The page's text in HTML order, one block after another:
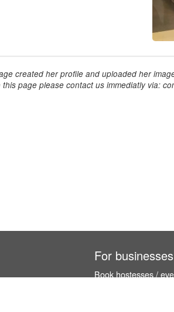
created her profile and uploaded her
page please contact us immediatly via:
For businesses
Book hostesses /